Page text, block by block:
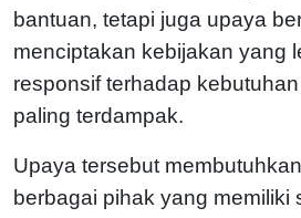
bantuan, tetapi juga upaya
menciptakan kebijakan yang
responsif terhadap
paling terdampak.
Upaya tersebut
berbagai pihak yang memiliki